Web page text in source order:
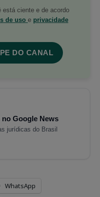
está ciente e de acordo
de uso e privacidade
DO CANAL
Google News
jurídicas do Brasil
WhatsApp